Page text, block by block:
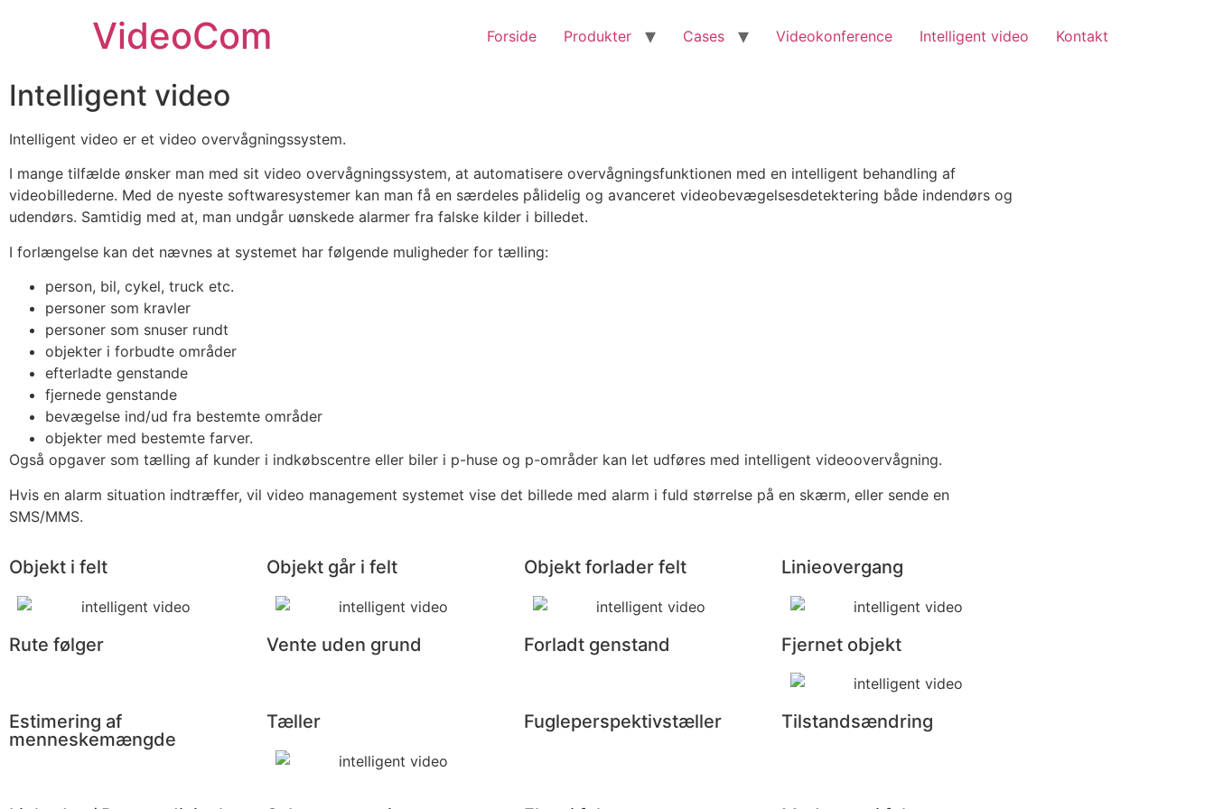
VideoCom Forside Produkter Cases Videokonference Intelligent video Kontakt
Intelligent video
Intelligent video er et video overvågningssystem.
I mange tilfælde ønsker man med sit video overvågningssystem, at automatisere overvågningsfunktionen med en intelligent behandling af
videobillederne. Med de nyeste softwaresystemer kan man få en særdeles pålidelig og avanceret videobevægelsesdetektering både indendørs og
udendørs. Samtidig med at, man undgår uønskede alarmer fra falske kilder i billedet.
I forlængelse kan det nævnes at systemet har følgende muligheder for tælling:
person, bil, cykel, truck etc.
personer som kravler
personer som snuser rundt
objekter i forbudte områder
efterladte genstande
fjernede genstande
bevægelse ind/ud fra bestemte områder
objekter med bestemte farver.
Også opgaver som tælling af kunder i indkøbscentre eller biler i p-huse og p-områder kan let udføres med intelligent videoovervågning.
Hvis en alarm situation indtræffer, vil video management systemet vise det billede med alarm i fuld størrelse på en skærm, eller sende en
SMS/MMS.
Objekt i felt Objekt går i felt Objekt forlader felt Linieovergang
Rute følger Vente uden grund Forladt genstand Fjernet objekt
Estimering af
menneskemængde
Tæller Fugleperspektivstæller Tilstandsændring